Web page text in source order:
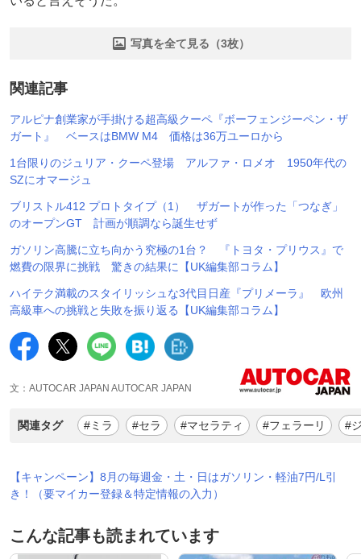
写真を全て見る（3枚）
関連記事
アルピナ創業家が手掛ける超高級クーペ『ボーフェンジーペン・ザ
ガート』 ベースはBMW M4 価格は36万ユーロから
1台限りのジュリア・クーペ登場 アルファ・ロメオ 1950年代の
SZにオマージュ
ブリストル412 プロトタイプ（1） ザガートが作った「つなぎ」
のオープンGT 計画が順調なら誕生せず
ガソリン高騰に立ち向かう究極の1台？ 『トヨタ・プリウス』で
燃費の限界に挑戦 驚きの結果に【UK編集部コラム】
ハイテク満載のスタイリッシュな3代目日産『プリメーラ』 欧州
高級車への挑戦と失敗を振り返る【UK編集部コラム】
文：AUTOCAR JAPAN AUTOCAR JAPAN
関連タグ #ミラ #セラ #マセラティ #フェラーリ #
【キャンペーン】8月の毎週金・土・日はガソリン・軽油7円/L引
き！（要マイカー登録＆特定情報の入力）
こんな記事も読まれています